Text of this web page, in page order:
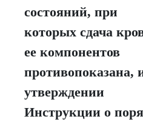
состояний, при
которых сдача
ее компонентов
противопоказана,
утверждении
Инструкции о